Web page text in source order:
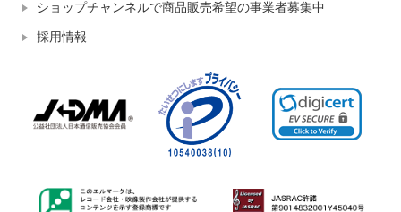
ショップチャンネルで商品販売希望の事業者募集中
採用情報